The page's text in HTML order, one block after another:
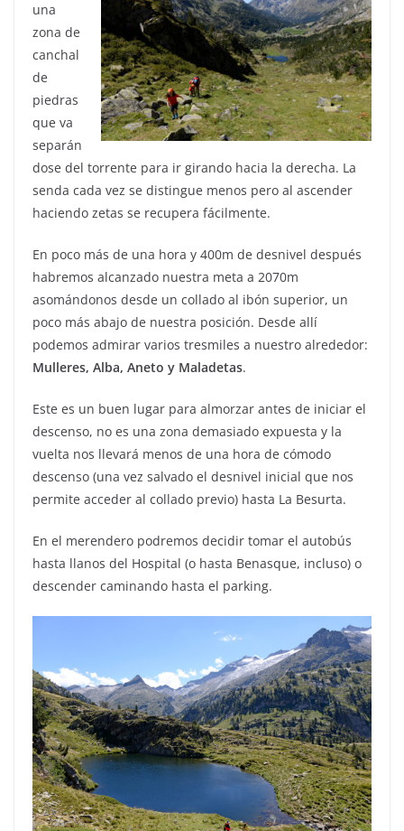
una
zona de
canchal
de
piedras
que va
separán
dose del torrente para ir girando hacia la derecha. La
senda cada vez se distingue menos pero al ascender
haciendo zetas se recupera fácilmente.
En poco más de una hora y 400m de desnivel después
habremos alcanzado nuestra meta a 2070m
asomándonos desde un collado al ibón superior, un
poco más abajo de nuestra posición. Desde allí
podemos admirar varios tresmiles a nuestro alrededor:
Mulleres, Alba, Aneto y Maladetas.
Este es un buen lugar para almorzar antes de iniciar el
descenso, no es una zona demasiado expuesta y la
vuelta nos llevará menos de una hora de cómodo
descenso (una vez salvado el desnivel inicial que nos
permite acceder al collado previo) hasta La Besurta.
En el merendero podremos decidir tomar el autobús
hasta llanos del Hospital (o hasta Benasque, incluso) o
descender caminando hasta el parking.